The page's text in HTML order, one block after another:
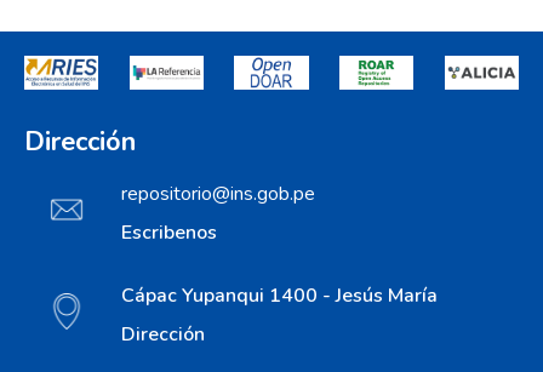
Dirección
repositorio@ins.gob.pe
Escribenos
Cápac Yupanqui 1400 - Jesús María
Dirección